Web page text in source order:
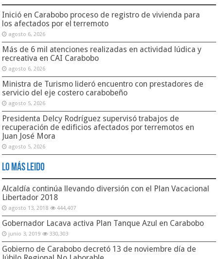
Inició en Carabobo proceso de registro de vivienda para
los afectados por el terremoto
agosto 6, 2026
Más de 6 mil atenciones realizadas en actividad lúdica y
recreativa en CAI Carabobo
agosto 6, 2026
Ministra de Turismo lideró encuentro con prestadores de
servicio del eje costero carabobeño
agosto 5, 2026
Presidenta Delcy Rodríguez supervisó trabajos de
recuperación de edificios afectados por terremotos en
Juan José Mora
agosto 5, 2026
Lo Más Leido
Alcaldía continúa llevando diversión con el Plan Vacacional
Libertador 2018
agosto 13, 2018 444,407
Gobernador Lacava activa Plan Tanque Azul en Carabobo
junio 3, 2019 330,303
Gobierno de Carabobo decretó 13 de noviembre día de